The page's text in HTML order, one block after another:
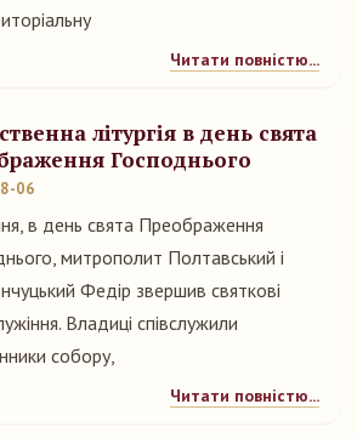
Читати повністю...
літургія в день свята
Господнього
06
в день свята Преображення
митрополит Полтавський і
Федір звершив святкові
Владиці співслужили
собору,
Читати повністю...